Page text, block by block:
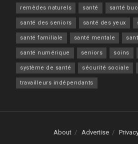
remèdes naturels santé santé
santé des seniors santé des yeux
santé familiale santé mentale
santé numérique seniors soins
système de santé sécurité sociale
travailleurs indépendants
About Advertise